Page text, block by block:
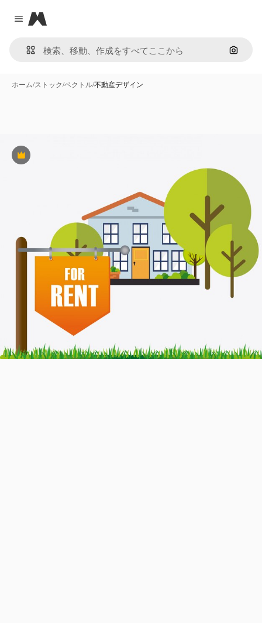
Close menu
Magnific
画像で
ホーム/ストック/ベクトル/不動産デザイン
Premium